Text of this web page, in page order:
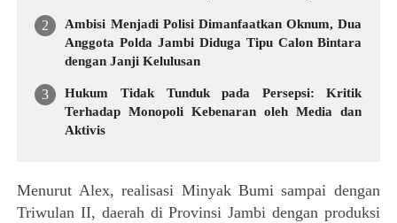
Ambisi Menjadi Polisi Dimanfaatkan Oknum, Dua
Anggota Polda Jambi Diduga Tipu Calon Bintara
dengan Janji Kelulusan
Hukum Tidak Tunduk pada Persepsi: Kritik
Terhadap Monopoli Kebenaran oleh Media dan
Aktivis
Menurut Alex, realisasi Minyak Bumi sampai dengan
Triwulan II, daerah di Provinsi Jambi dengan produksi